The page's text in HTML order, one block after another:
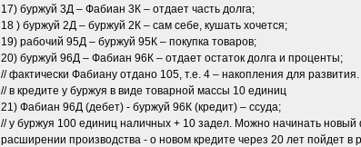
17) буржуй 3Д – Фабиан 3К – отдает часть долга;
18 ) буржуй 2Д – буржуй 2К – сам себе, кушать хочется;
19) рабочий 95Д – буржуй 95К – покупка товаров;
20) буржуй 96Д – Фабиан 96К – отдает остаток долга и проценты;
// фактически Фабиану отдано 105, т.е. 4 – накопления для развития.
// в кредите у буржуя в виде товарной массы 10 единиц
21) Фабиан 96Д (дебет) - буржуй 96К (кредит) – ссуда;
// у буржуя 100 единиц наличных + 10 задел. Можно начинать
расширении производства - о новом кредите через 20 лет пойдет в